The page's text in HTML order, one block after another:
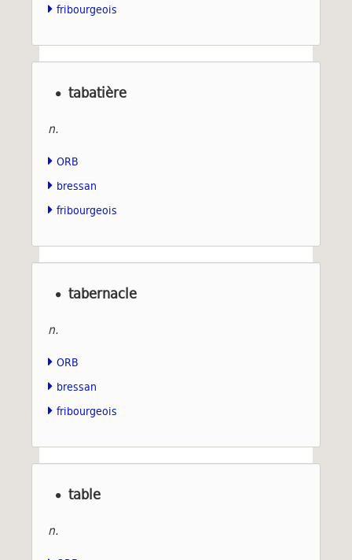
fribourgeois
tabatière
n.
ORB
bressan
fribourgeois
tabernacle
n.
ORB
bressan
fribourgeois
table
n.